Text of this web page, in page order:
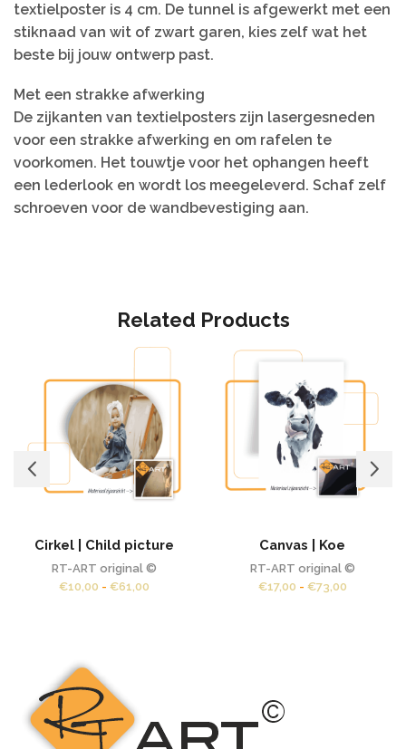
textielposter is 4 cm. De tunnel is afgewerkt met een
stiknaad van wit of zwart garen, kies zelf wat het
beste bij jouw ontwerp past.
Met een strakke afwerking
De zijkanten van textielposters zijn lasergesneden
voor een strakke afwerking en om rafelen te
voorkomen. Het touwtje voor het ophangen heeft
een lederlook en wordt los meegeleverd. Schaf zelf
schroeven voor de wandbevestiging aan.
Related Products
Cirkel | Child picture
RT-ART original ©
€10,00 - €61,00Prijsklasse:
Canvas | Koe
RT-ART original ©
€17,00 - €73,00